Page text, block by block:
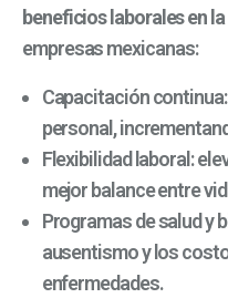
beneficios laborales en
empresas mexicanas:
Capacitación continua:
personal,
Flexibilidad laboral:
mejor balance entre
Programas de salud y
ausentismo y los
enfermedades.